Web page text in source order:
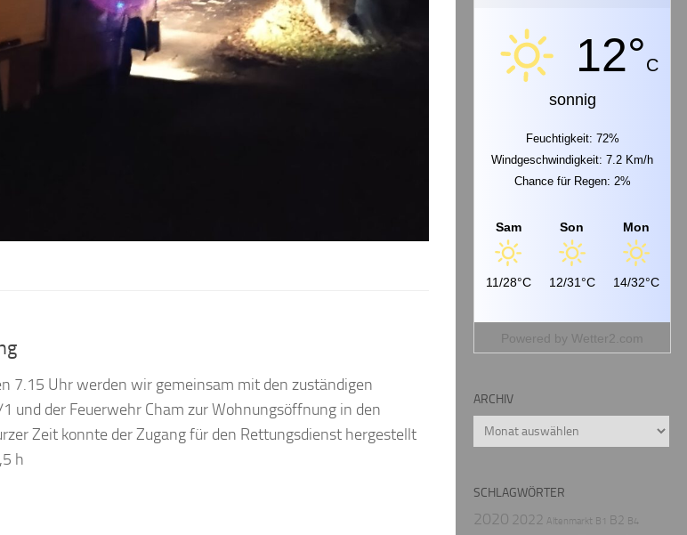
7.15 Uhr werden wir gemeinsam mit den zuständigen
und der Feuerwehr Cham zur Wohnungsöffnung in den
Zeit konnte der Zugang für den Rettungsdienst hergestellt
h
12°C
sonnig
Feuchtigkeit: 72%
Windgeschwindigkeit: 7.2 Km/h
Chance für Regen: 2%
Sam
11/28°C
Son
12/31°C
Mon
14/32°C
Powered by Wetter2.com
ARCHIV
Archiv
SCHLAGWÖRTER
2020 2022 Altenmarkt B1 B2 B4